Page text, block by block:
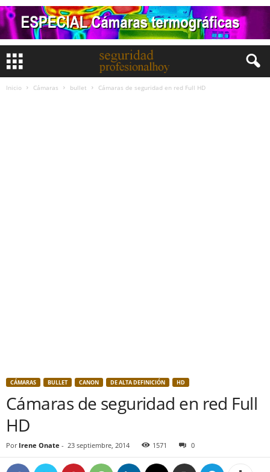
Inicio Cámaras bullet Cámaras de seguridad en red Full HD
CÁMARAS BULLET CANON DE ALTA DEFINICIÓN HD
Cámaras de seguridad en red Full
HD
Por Irene Onate - 23 septiembre, 2014 1571 0